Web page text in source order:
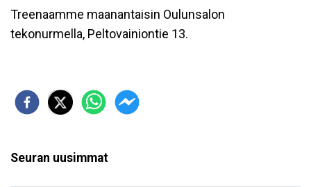
Treenaamme maanantaisin Oulunsalon
tekonurmella, Peltovainiontie 13.
Seuran uusimmat